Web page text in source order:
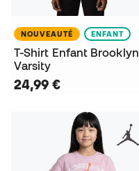
NOUVEAUTÉ ENFANT
T-Shirt Enfant Brooklyn
Varsity
24,99 €